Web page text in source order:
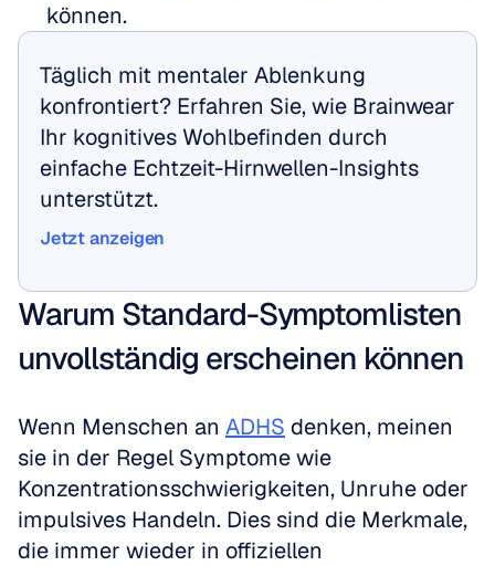
können.
Täglich mit mentaler Ablenkung
konfrontiert? Erfahren Sie, wie Brainwear
Ihr kognitives Wohlbefinden durch
einfache Echtzeit-Hirnwellen-Insights
unterstützt.
Jetzt anzeigen
Warum Standard-Symptomlisten
unvollständig erscheinen können
Wenn Menschen an ADHS denken, meinen
sie in der Regel Symptome wie
Konzentrationsschwierigkeiten, Unruhe oder
impulsives Handeln. Dies sind die Merkmale,
die immer wieder in offiziellen